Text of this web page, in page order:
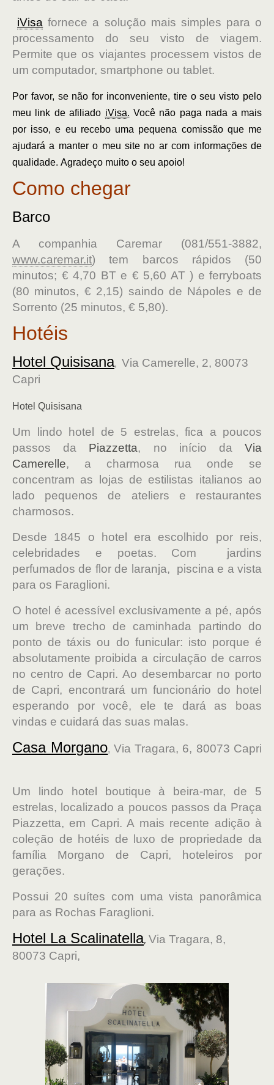
iVisa fornece a solução mais simples para o
processamento do seu visto de viagem.
Permite que os viajantes processem vistos de
um computador, smartphone ou tablet.
Por favor, se não for inconveniente, tire o seu visto pelo
meu link de afiliado iVisa. Você não paga nada a mais
por isso, e eu recebo uma pequena comissão que me
ajudará a manter o meu site no ar com informações de
qualidade. Agradeço muito o seu apoio!
Como chegar
Barco
A companhia Caremar (081/551-3882,
www.caremar.it) tem barcos rápidos (50
minutos; € 4,70 BT e € 5,60 AT ) e ferryboats
(80 minutos, € 2,15) saindo de Nápoles e de
Sorrento (25 minutos, € 5,80).
Hotéis
Hotel Quisisana, Via Camerelle, 2, 80073
Capri
Hotel Quisisana
Um lindo hotel de 5 estrelas, fica a poucos
passos da Piazzetta, no início daVia
Camerelle, a charmosa rua onde se
concentram as lojas de estilistas italianos ao
lado pequenos de ateliers e restaurantes
charmosos.
Desde 1845 o hotel era escolhido por reis,
celebridades e poetas. Com jardins
perfumados de flor de laranja, piscina e a vista
para os Faraglioni.
O hotel é acessível exclusivamente a pé, após
um breve trecho de caminhada partindo do
ponto de táxis ou do funicular: isto porque é
absolutamente proibida a circulação de carros
no centro de Capri. Ao desembarcar no porto
de Capri, encontrará um funcionário do hotel
esperando por você, ele te dará as boas
vindas e cuidará das suas malas.
Casa Morgano, Via Tragara, 6, 80073 Capri
Um lindo hotel boutique à beira-mar, de 5
estrelas, localizado a poucos passos da Praça
Piazzetta, em Capri. A mais recente adição à
coleção de hotéis de luxo de propriedade da
família Morgano de Capri, hoteleiros por
gerações.
Possui 20 suítes com uma vista panorâmica
para as Rochas Faraglioni.
Hotel La Scalinatella, Via Tragara, 8,
80073 Capri,